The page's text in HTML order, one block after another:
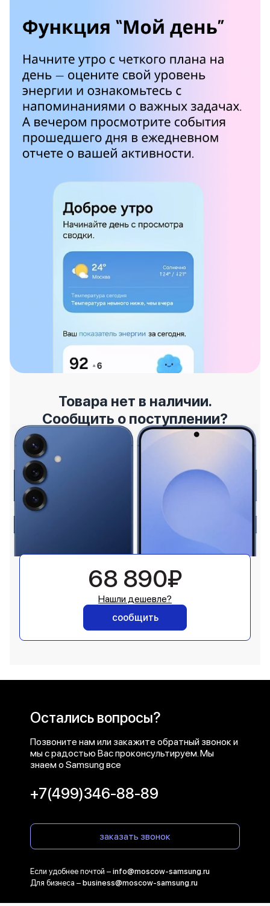
Товара нет в наличии.
Сообщить о поступлении?
68 890₽
Нашли дешевле?
сообщить
Остались вопросы?
Позвоните нам или закажите обратный звонок и
мы с радостью Вас проконсультируем. Мы
знаем о Samsung все
+7(499)346-88-89
заказать звонок
Если удобнее почтой – info@moscow-samsung.ru
Для бизнеса – business@moscow-samsung.ru